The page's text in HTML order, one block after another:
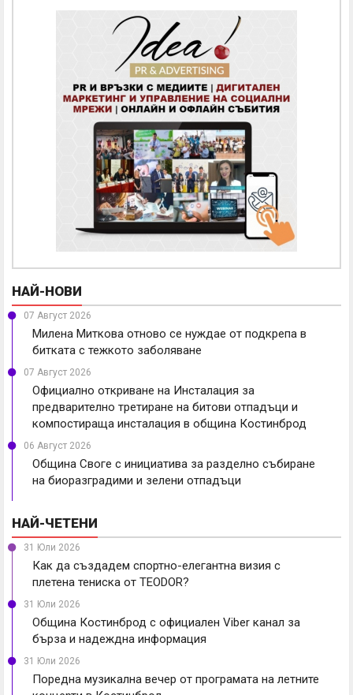
НАЙ-НОВИ
07 Август 2026
Милена Миткова отново се нуждае от подкрепа в
битката с тежкото заболяване
07 Август 2026
Официално откриване на Инсталация за
предварително третиране на битови отпадъци и
компостираща инсталация в община Костинброд
06 Август 2026
Община Своге с инициатива за разделно събиране
на биоразградими и зелени отпадъци
НАЙ-ЧЕТЕНИ
31 Юли 2026
Как да създадем спортно-елегантна визия с
плетена тениска от TEODOR?
31 Юли 2026
Община Костинброд с официален Viber канал за
бърза и надеждна информация
31 Юли 2026
Поредна музикална вечер от програмата на летните